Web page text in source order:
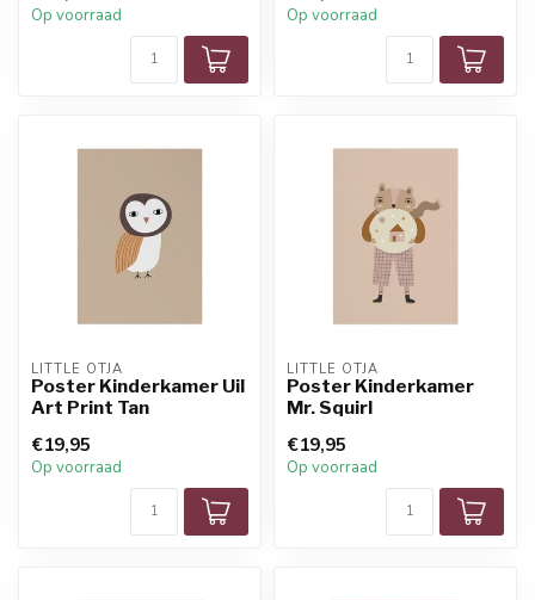
Op voorraad Op voorraad
LITTLE OTJA
Poster Kinderkamer Uil
Art Print Tan
€19,95
Op voorraad
LITTLE OTJA
Poster Kinderkamer
Mr. Squirl
€19,95
Op voorraad